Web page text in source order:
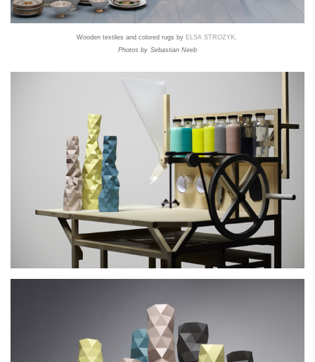
Wooden textiles and colored rugs by ELSA STROZYK.
Photos by Sebastian Neeb